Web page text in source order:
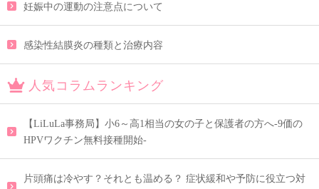
妊娠中の運動の注意点について
感染性結膜炎の種類と治療内容
人気コラムランキング
【LiLuLa事務局】小6～高1相当の女の子と保護者の方へ-9価の
HPVワクチン無料接種開始-
片頭痛は冷やす？それとも温める？ 症状緩和や予防に役立つ対